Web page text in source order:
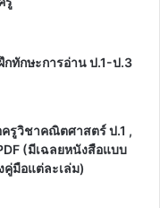
ทักษะการอ่าน ป.1-ป.3
รูวิชาคณิตศาสตร์ ป.1 ,
(มีเฉลยหนังสือแบบ
มือแต่ละเล่ม)